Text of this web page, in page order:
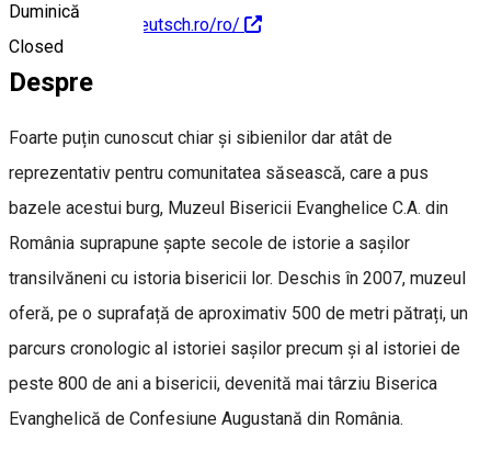
Duminică
Closed
https://museum.teutsch.ro/ro/
Despre
Foarte puțin cunoscut chiar şi sibienilor dar atât de
reprezentativ pentru comunitatea săsească, care a pus
bazele acestui burg, Muzeul Bisericii Evanghelice C.A. din
România suprapune șapte secole de istorie a sașilor
transilvăneni cu istoria bisericii lor. Deschis în 2007, muzeul
oferă, pe o suprafață de aproximativ 500 de metri pătrați, un
parcurs cronologic al istoriei saşilor precum și al istoriei de
peste 800 de ani a bisericii, devenită mai târziu Biserica
Evanghelică de Confesiune Augustană din România.